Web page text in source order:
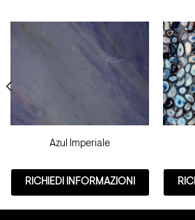
Azul Imperiale
RICHIEDI INFORMAZIONI